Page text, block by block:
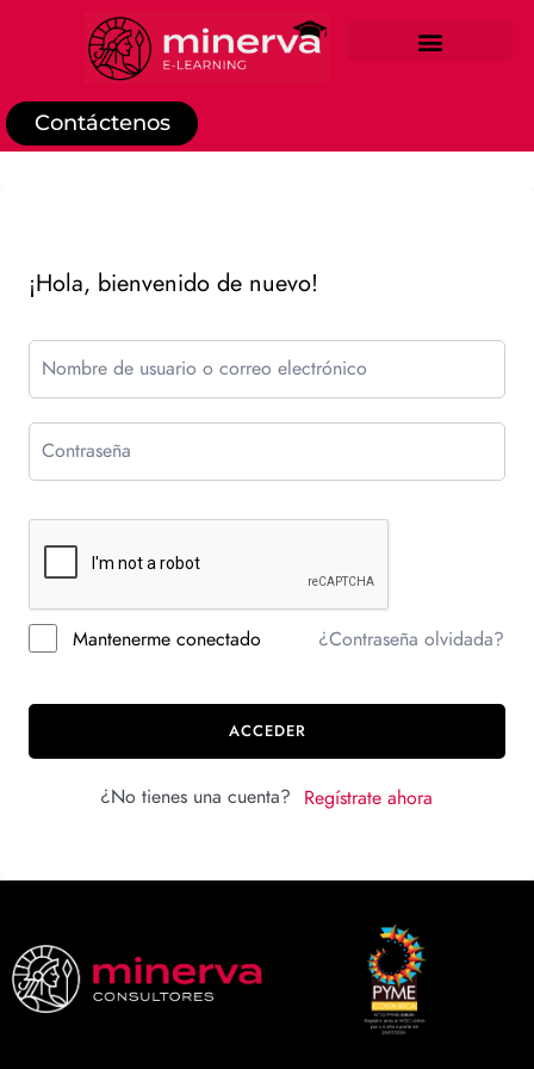
Contáctenos
¡Hola, bienvenido de nuevo!
Mantenerme conectado ¿Contraseña olvidada?
ACCEDER
¿No tienes una cuenta? Regístrate ahora